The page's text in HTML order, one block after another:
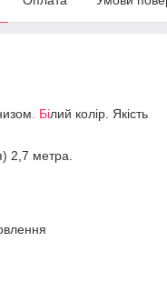
. Білий колір. Якість
2,7 метра.